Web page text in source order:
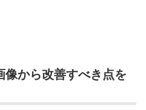
から改善すべき点を